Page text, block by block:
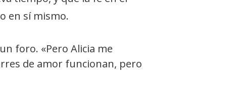
en sí mismo.
foro. «Pero Alicia me
de amor funcionan, pero